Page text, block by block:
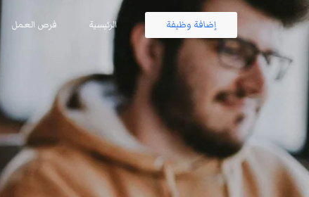
إضافة وظيفة الرئيسية فرص العمل